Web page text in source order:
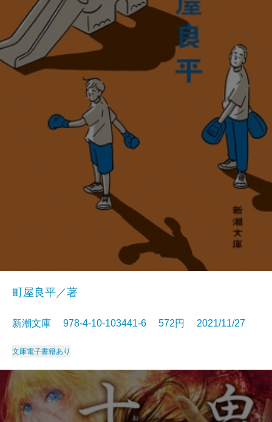
町屋良平／著
新潮文庫 978-4-10-103441-6 572円 2021/11/27
文庫電子書籍あり